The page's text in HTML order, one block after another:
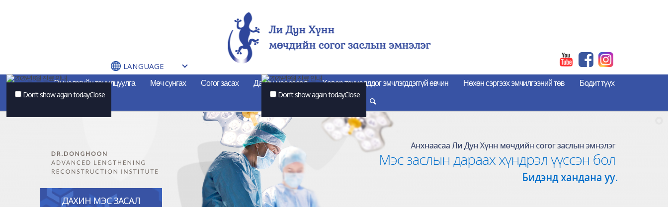
Don’t show again todayClose Don’t show again todayClose
LANGUAGE
Эмнэлэгийн танилцуулга Мөч сунгах Согог засах Дахин мэс засал Ховор тохиолддог эмчлэгддэггүй өвчин Нөхөн сэргээх эмчилгээний төв Бодит түүх
Он-лайн зөвлөгөө
ДАХИН МЭС ЗАСАЛ